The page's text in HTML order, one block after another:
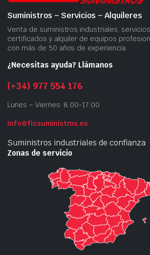
Suministros – Servicios – Alquileres
Venta de suministros industriales,
certificados y alquiler de equipos
con más de 50 años de experiencia.
¿Necesitas ayuda? Llámanos
(+34) 977 554 176
Lunes – Viernes: 8:00-17:00
info@ficsuministros.es
Suministros industriales de confianza
Zonas de servicio